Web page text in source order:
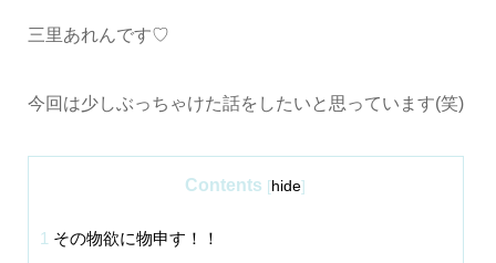
三里あれんです♡
今回は少しぶっちゃけた話をしたいと思っています(笑)
Contents [hide]
1 その物欲に物申す！！